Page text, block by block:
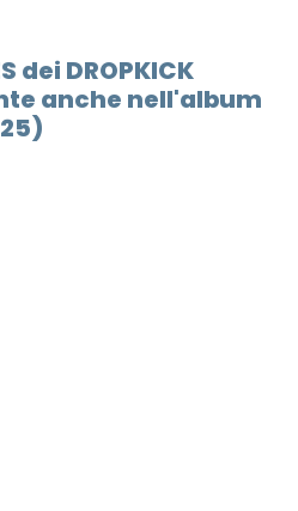
dei DROPKICK
anche nell'album